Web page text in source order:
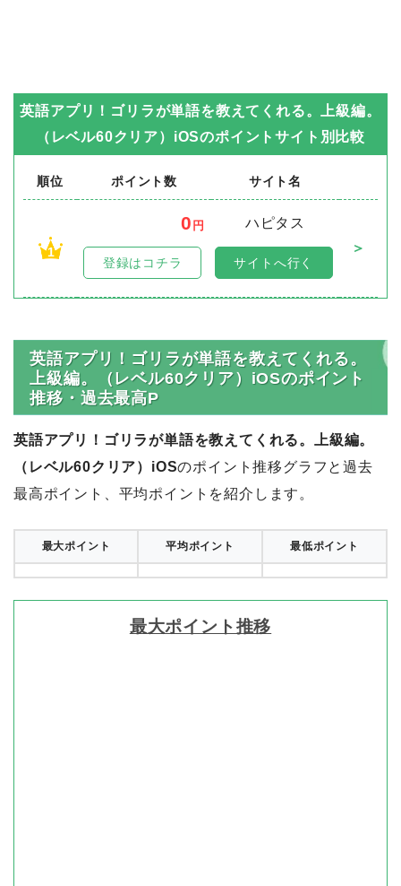
英語アプリ！ゴリラが単語を教えてくれる。上級編。
（レベル60クリア）iOSのポイントサイト別比較
順位 ポイント数 サイト名
1
0 円
ハピタス
＞
登録はコチラ サイトへ行く
英語アプリ！ゴリラが単語を教えてくれる。
上級編。（レベル60クリア）iOSのポイント
推移・過去最高P
英語アプリ！ゴリラが単語を教えてくれる。上級編。
（レベル60クリア）iOSのポイント推移グラフと過去
最高ポイント、平均ポイントを紹介します。
最大ポイント 平均ポイント 最低ポイント
最大ポイント推移